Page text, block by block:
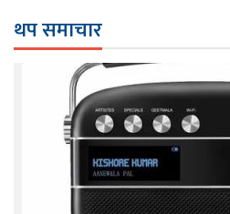
थप समाचार